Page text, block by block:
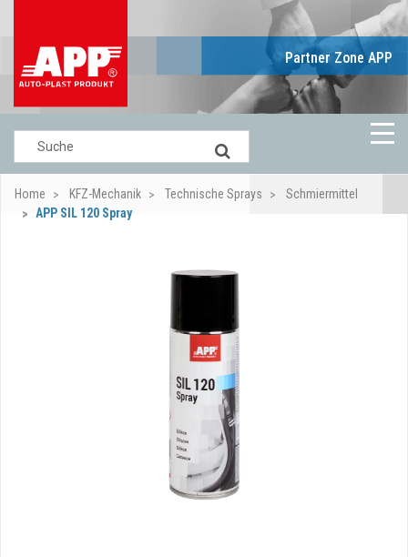
Partner Zone APP
Home KFZ-Mechanik Technische Sprays
Schmiermittel
APP SIL 120 Spray